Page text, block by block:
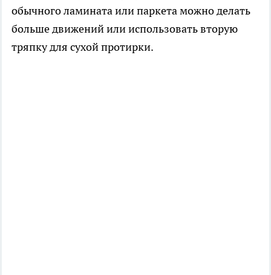
обычного ламината или паркета можно делать
больше движений или использовать вторую
тряпку для сухой протирки.